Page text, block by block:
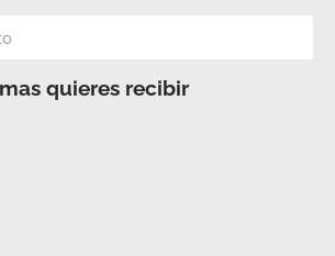
quieres recibir